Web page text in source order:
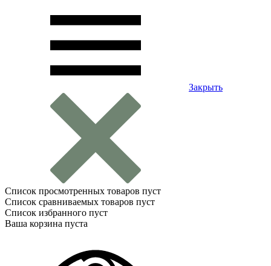
Закрыть
Список просмотренных товаров пуст
Список сравниваемых товаров пуст
Список избранного пуст
Ваша корзина пуста